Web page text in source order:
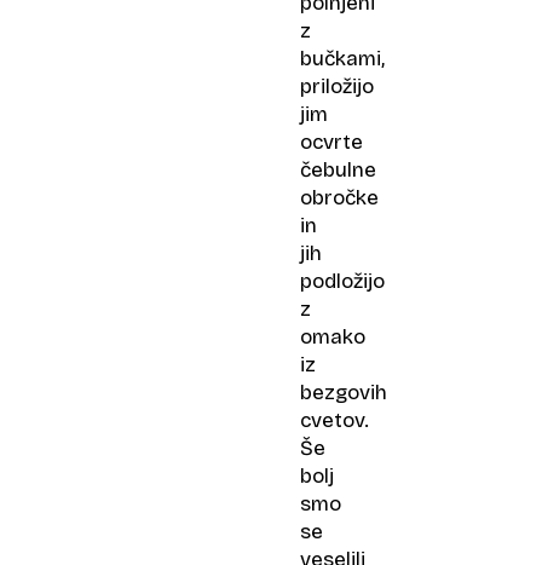
z
bučkami,
priložijo
jim
ocvrte
čebulne
obročke
in
jih
podložijo
z
omako
iz
bezgovih
cvetov.
Še
bolj
smo
se
veselili